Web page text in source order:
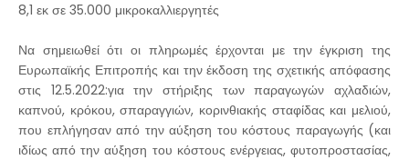
8,1 εκ σε 35.000 μικροκαλλιεργητές
Να σημειωθεί ότι οι πληρωμές έρχονται με την έγκριση της
Ευρωπαϊκής Επιτροπής και την έκδοση της σχετικής απόφασης
στις 12.5.2022:για την στήριξης των παραγωγών αχλαδιών,
καπνού, κρόκου, σπαραγγιών, κορινθιακής σταφίδας και μελιού,
που επλήγησαν από την αύξηση του κόστους παραγωγής (και
ιδίως από την αύξηση του κόστους ενέργειας, φυτοπροστασίας,